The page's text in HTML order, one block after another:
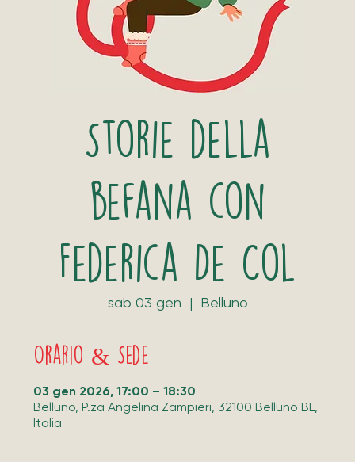
Storie della
befana con
Federica De Col
sab 03 gen
  |
Belluno
Orario & Sede
03 gen 2026, 17:00 – 18:30
Belluno, P.za Angelina Zampieri, 32100 Belluno BL,
Italia